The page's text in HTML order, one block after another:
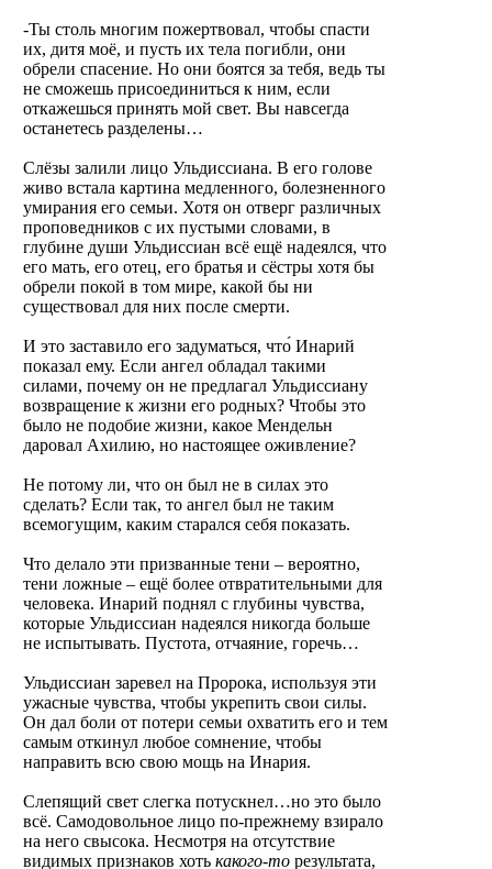
-Ты столь многим пожертвовал, чтобы спасти
их, дитя моё, и пусть их тела погибли, они
обрели спасение. Но они боятся за тебя, ведь ты
не сможешь присоединиться к ним, если
откажешься принять мой свет. Вы навсегда
останетесь разделены…
Слёзы залили лицо Ульдиссиана. В его голове
живо встала картина медленного, болезненного
умирания его семьи. Хотя он отверг различных
проповедников с их пустыми словами, в
глубине души Ульдиссиан всё ещё надеялся, что
его мать, его отец, его братья и сёстры хотя бы
обрели покой в том мире, какой бы ни
существовал для них после смерти.
И это заставило его задуматься, что́ Инарий
показал ему. Если ангел обладал такими
силами, почему он не предлагал Ульдиссиану
возвращение к жизни его родных? Чтобы это
было не подобие жизни, какое Мендельн
даровал Ахилию, но настоящее оживление?
Не потому ли, что он был не в силах это
сделать? Если так, то ангел был не таким
всемогущим, каким старался себя показать.
Что делало эти призванные тени – вероятно,
тени ложные – ещё более отвратительными для
человека. Инарий поднял с глубины чувства,
которые Ульдиссиан надеялся никогда больше
не испытывать. Пустота, отчаяние, горечь…
Ульдиссиан заревел на Пророка, используя эти
ужасные чувства, чтобы укрепить свои силы.
Он дал боли от потери семьи охватить его и тем
самым откинул любое сомнение, чтобы
направить всю свою мощь на Инария.
Слепящий свет слегка потускнел…но это было
всё. Самодовольное лицо по-прежнему взирало
на него свысока. Несмотря на отсутствие
видимых признаков хоть какого-то результата,